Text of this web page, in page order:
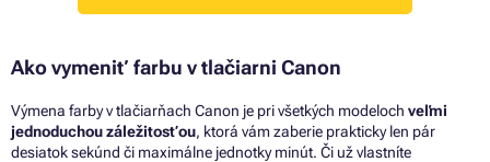
Ako vymeniť farbu vtlačiarni Canon
Výmena farbyvtlačiarňach Canon je pri všetkých modeloch veľmi
jednoduchou záležitosťou, ktorá vám zaberie prakticky len pár
desiatok sekúnd či maximálne jednotky minút. Či už vlastníte